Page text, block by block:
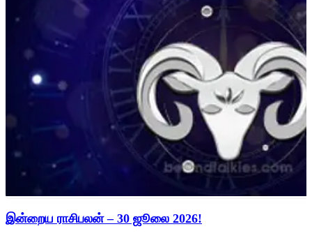
இன்றைய ராசிபலன் – 30 ஜூலை 2026!